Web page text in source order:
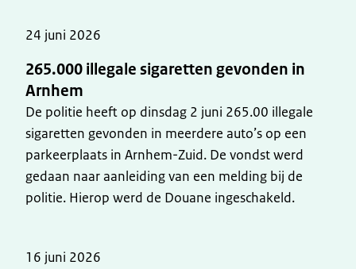
265.000 illegale sigaretten gevonden in
Arnhem
24 juni 2026
De politie heeft op dinsdag 2 juni 265.00 illegale
sigaretten gevonden in meerdere auto’s op een
parkeerplaats in Arnhem-Zuid. De vondst werd
gedaan naar aanleiding van een melding bij de
politie. Hierop werd de Douane ingeschakeld.
16 juni 2026